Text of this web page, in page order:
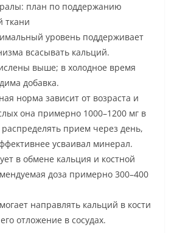
план по поддержанию
ткани
уровень поддерживает
всасывать кальций.
выше; в холодное время
добавка.
норма зависит от возраста и
она примерно 1000–1200 мг в
распределять прием через день,
усваивал минерал.
в обмене кальция и костной
доза примерно 300–400
направлять кальций в кости
отложение в сосудах.